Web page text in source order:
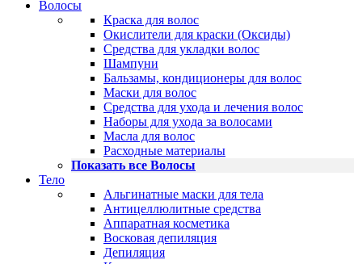
Волосы
Краска для волос
Окислители для краски (Оксиды)
Средства для укладки волос
Шампуни
Бальзамы, кондиционеры для волос
Маски для волос
Средства для ухода и лечения волос
Наборы для ухода за волосами
Масла для волос
Расходные материалы
Показать все Волосы
Тело
Альгинатные маски для тела
Антицеллюлитные средства
Аппаратная косметика
Восковая депиляция
Депиляция